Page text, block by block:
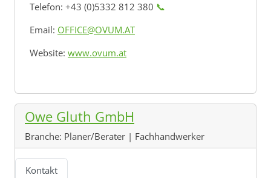
Telefon: +43 (0)5332 812 380 📞
Email: OFFICE@OVUM.AT
Website: www.ovum.at
Owe Gluth GmbH
Branche: Planer/Berater | Fachhandwerker
Kontakt